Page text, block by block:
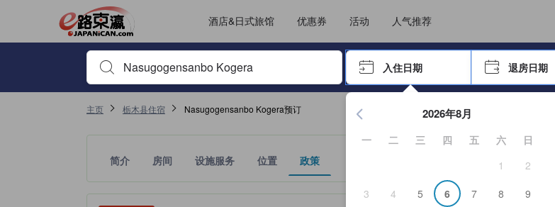
酒店&日式旅馆 优惠券 活动 人气推荐
输入住宿名或关键词以搜索，使用箭头或 tab 键以移动，点击 Enter 键以选择
入住日期 退房日期
按 Enter 键开始浏览日期选择器。使用箭头键
2026年8月
一 二 三 四 五 六
日
1
2
3
4 5 6 7 8
9
主页 栃木县住宿 Nasugogensanbo Kogera预订
简介 房间 设施服务 位置 政策
tooltip
tooltip
金色星星表示的等级信息由合作第三方平台提供，仅作为住宿舒适度、设施服务等方面的水平参考。